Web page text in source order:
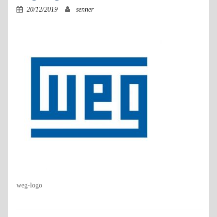
20/12/2019 senner
weg-logo